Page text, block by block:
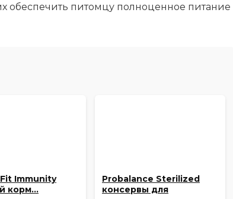
обеспечить питомцу полноценное питание
Immunity
корм…
Probalance Sterilized
консервы для